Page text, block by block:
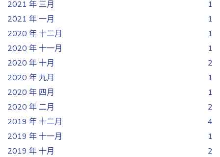
2021 年 三月
1
2021 年 一月
1
2020 年 十二月
1
2020 年 十一月
1
2020 年 十月
2
2020 年 九月
1
2020 年 四月
1
2020 年 二月
2
2019 年 十二月
4
2019 年 十一月
1
2019 年 十月
2